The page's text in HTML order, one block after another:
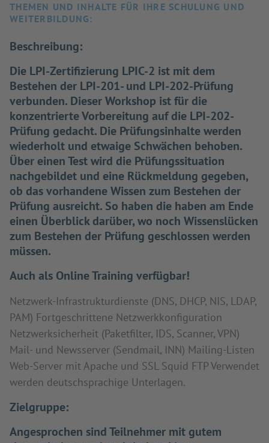
THEMEN UND INHALTE FÜR IHRE SCHULUNG UND
WEITERBILDUNG:
Beschreibung:
Die LPI-Zertifizierung LPIC-2 ist mit dem
Bestehen der LPI-201- und LPI-202-Prüfung
verbunden. Dieser Workshop ist für die
konzentrierte Vorbereitung auf die LPI-202-
Prüfung gedacht. Die Prüfungsinhalte werden
wiederholt und etwaige Schwächen behoben.
Über einen Test wird die Prüfungssituation
nachgebildet und eine Rückmeldung gegeben,
ob das vorhandene Wissen zum Bestehen der
Prüfung ausreicht. So haben die haben am Ende
einen Überblick darüber, wo noch Wissenslücken
zum Bestehen der Prüfung geschlossen werden
müssen.
Auch als Online Training verfügbar!
Netzwerk-Infrastrukturdienste (DNS, DHCP, NIS, LDAP,
PAM) Fortgeschrittene Netzwerkkonfiguration
Netzwerksicherheit (Paketfilter, IDS, Scanner, VPN)
Mail- und Newsserver (Sendmail, INN) Mailing-Listen
Web-Server mit Apache und SSL Squid FTP Verwendet
werden deutschsprachige Unterlagen.
Zielgruppe:
Angesprochen sind Teilnehmer mit gutem